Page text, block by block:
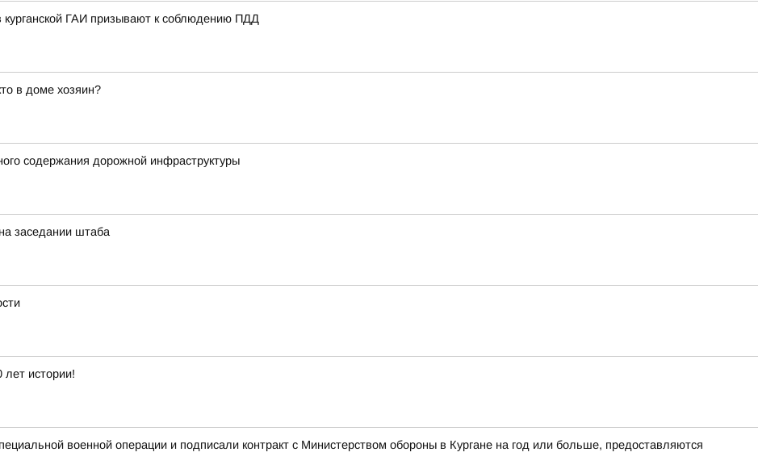
ГАИ призывают к соблюдению ПДД
в доме хозяин?
содержания дорожной инфраструктуры
заседании штаба
истории!
военной операции и подписали контракт с Министерством обороны в Кургане на год или больше, предоставляются